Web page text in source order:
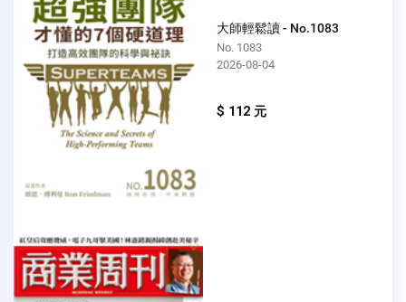
大師輕鬆讀 - No.1083
No. 1083
2026-08-04
$ 112 元